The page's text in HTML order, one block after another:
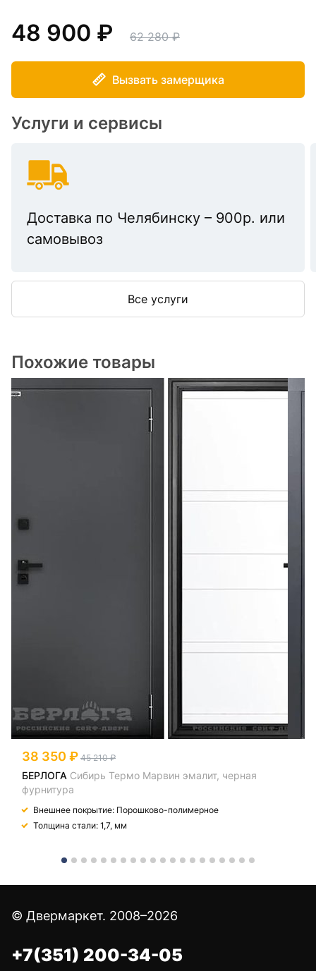
48 900 62 280
Вызвать замерщика
Услуги и сервисы
Доставка по Челябинску – 900р. или
самовывоз
Все услуги
Похожие товары
38 350 45 210
БЕРЛОГА Сибирь Термо Марвин эмалит, черная
фурнитура
Внешнее покрытие: Порошково-полимерное
Толщина стали: 1,7, мм
© Двермаркет. 2008–2026
+7(351) 200-34-05